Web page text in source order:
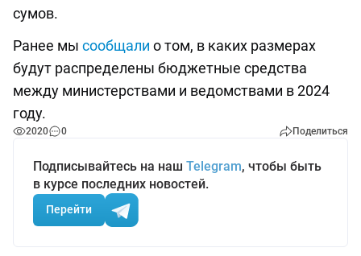
сумов.
Ранее мы сообщали о том, в каких размерах
будут распределены бюджетные средства
между министерствами и ведомствами в 2024
году.
2020 0 Поделиться
Подписывайтесь на наш Telegram, чтобы быть
в курсе последних новостей.
Перейти